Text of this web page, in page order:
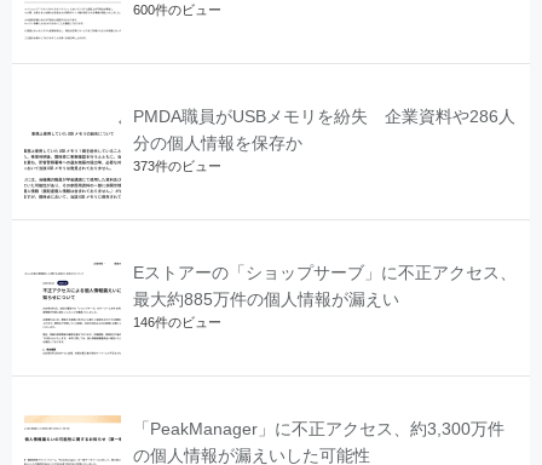
600件のビュー
PMDA職員がUSBメモリを紛失 企業資料や286人
分の個人情報を保存か
373件のビュー
Eストアーの「ショップサーブ」に不正アクセス、
最大約885万件の個人情報が漏えい
146件のビュー
「PeakManager」に不正アクセス、約3,300万件
の個人情報が漏えいした可能性